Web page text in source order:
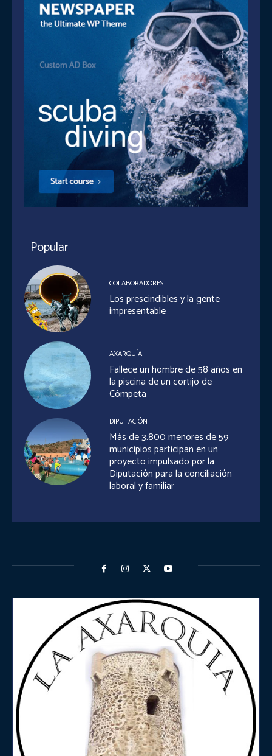
Popular
COLABORADORES
Los prescindibles y la gente
impresentable
AXARQUÍA
Fallece un hombre de 58 años en
la piscina de un cortijo de
Cómpeta
DIPUTACIÓN
Más de 3.800 menores de 59
municipios participan en un
proyecto impulsado por la
Diputación para la conciliación
laboral y familiar